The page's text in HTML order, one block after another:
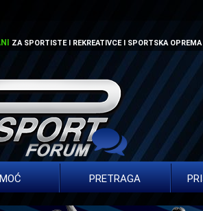
ZA SPORTISTE I REKREATIVCE I SPORTSKA OPREMA
PRETRAGA